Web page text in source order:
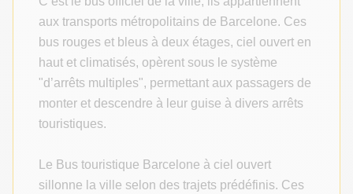
aux transports métropolitains de Barcelone. Ces
bus rouges et bleus à deux étages, ciel ouvert en
haut et climatisés, opèrent sous le système
"d’arrêts multiples", permettant aux passagers de
monter et descendre à leur guise à divers arrêts
touristiques.
Le Bus touristique Barcelone à ciel ouvert
sillonne la ville selon des trajets prédéfinis. Ces